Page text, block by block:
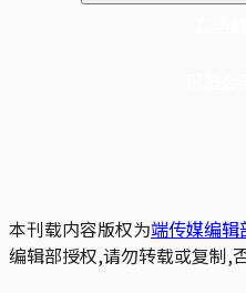
本刊载内容版权为端传媒编辑
编辑部授权,请勿转载或复制,